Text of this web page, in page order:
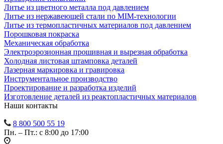
Литье из цветного металла под давлением
Литье из нержавеющей стали по MIM-технологии
Литье из термопластичных материалов под давлением
Порошковая покраска
Механическая обработка
Электроэрозионная прошивная и вырезная обработка
Холодная листовая штамповка деталей
Лазерная маркировка и гравировка
Инструментальное производство
Проектирование и разработка изделий
Изготовление деталей из реактопластичных материалов
Наши контакты
8 800 500 55 19
Пн. – Пт.: с 8:00 до 17:00